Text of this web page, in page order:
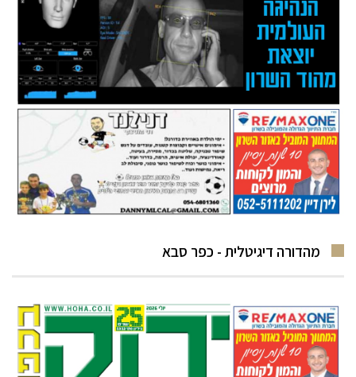
מהדורה דיגיטלית - כפר סבא